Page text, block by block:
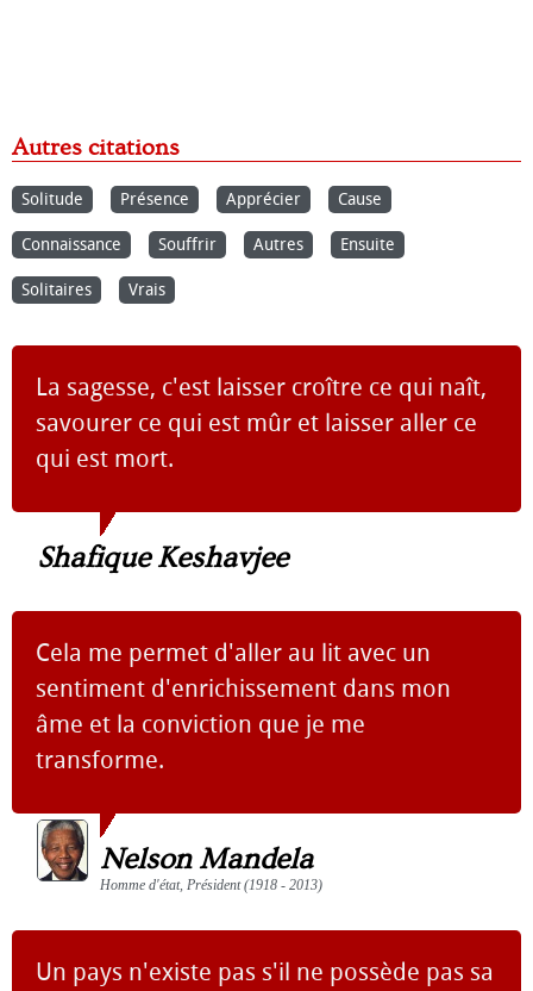
Autres citations
Solitude Présence Apprécier Cause
Connaissance Souffrir Autres Ensuite
Solitaires Vrais
La sagesse, c'est laisser croître ce qui naît,
savourer ce qui est mûr et laisser aller ce
qui est mort.
Shafique Keshavjee
Cela me permet d'aller au lit avec un
sentiment d'enrichissement dans mon
âme et la conviction que je me
transforme.
Nelson Mandela
Homme d'état, Président (1918 - 2013)
Un pays n'existe pas s'il ne possède pas sa